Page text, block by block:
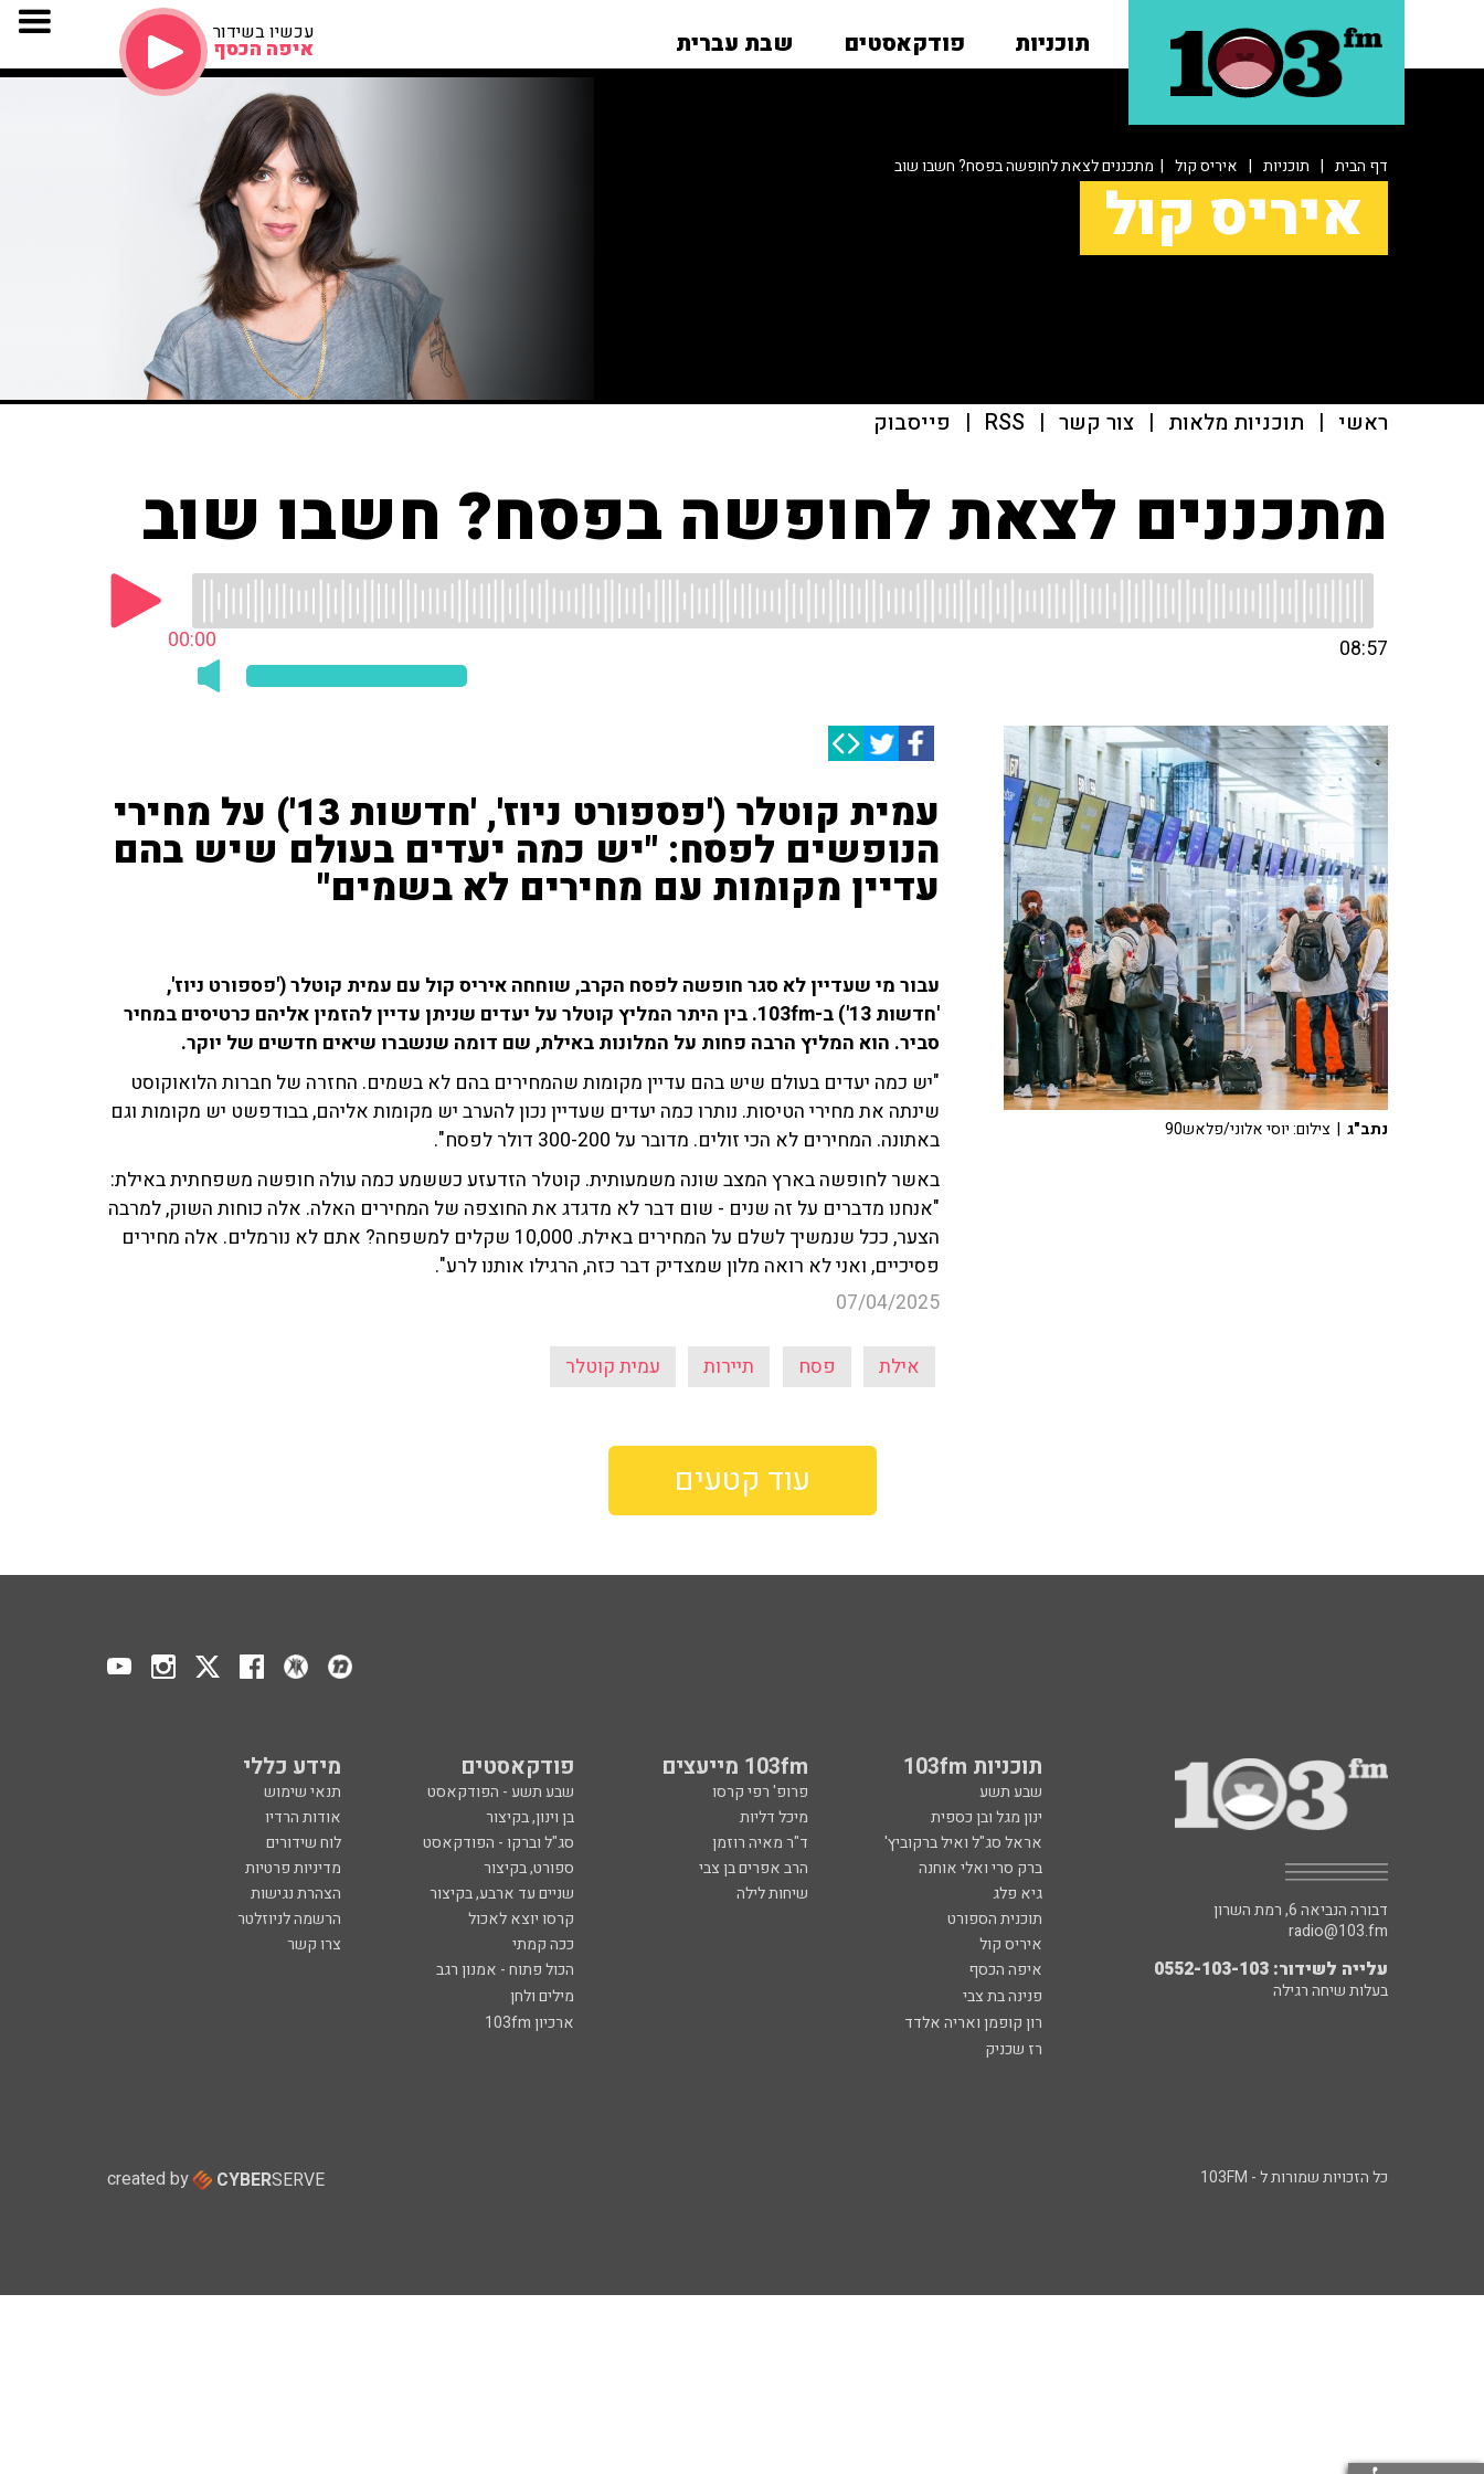
תוכניות פודקאסטים שבת עברית עכשיו בשידור
איפה הכסף
דף הבית | תוכניות | איריס קול | מתכננים לצאת לחופשה בפסח? חשבו שוב
איריס קול
ראשי | תוכניות מלאות | צור קשר |
RSS
| פייסבוק
מתכננים לצאת לחופשה בפסח? חשבו שוב
00:00 08:57
עמית קוטלר ('פספורט ניוז', 'חדשות 13') על מחירי
הנופשים לפסח: "יש כמה יעדים בעולם שיש בהם
עדיין מקומות עם מחירים לא בשמים"
עבור מי שעדיין לא סגר חופשה לפסח הקרב, שוחחה איריס קול עם עמית קוטלר ('פספורט ניוז',
'חדשות 13') ב-103fm. בין היתר המליץ קוטלר על יעדים שניתן עדיין להזמין אליהם כרטיסים במחיר
סביר. הוא המליץ הרבה פחות על המלונות באילת, שם דומה שנשברו שיאים חדשים של יוקר.
"יש כמה יעדים בעולם שיש בהם עדיין מקומות שהמחירים בהם לא בשמים. החזרה של חברות הלואוקוסט
שינתה את מחירי הטיסות. נותרו כמה יעדים שעדיין נכון להערב יש מקומות אליהם, בבודפשט יש מקומות וגם
באתונה. המחירים לא הכי זולים. מדובר על 300-200 דולר לפסח".
באשר לחופשה בארץ המצב שונה משמעותית. קוטלר הזדעזע כששמע כמה עולה חופשה משפחתית באילת:
"אנחנו מדברים על זה שנים - שום דבר לא מדגדג את החוצפה של המחירים האלה. אלה כוחות השוק, למרבה
הצער, ככל שנמשיך לשלם על המחירים באילת. 10,000 שקלים למשפחה? אתם לא נורמלים. אלה מחירים
פסיכיים, ואני לא רואה מלון שמצדיק דבר כזה, הרגילו אותנו לרע".
07/04/2025
אילת פסח תיירות עמית קוטלר
נתב"ג | צילום: יוסי אלוני/פלאש90
עוד קטעים
תוכניות 103fm 103fm מייעצים פודקאסטים מידע כללי
שבע תשע פרופ' רפי קרסו שבע תשע - הפודקאסט
תנאי שימוש
ינון מגל ובן כספית
מיכל דליות בן וינון, בקיצור
אודות הרדיו
אראל סג"ל ואיל ברקוביץ'
ד"ר מאיה רוזמן סג"ל וברקו - הפודקאסט
לוח שידורים
ברק סרי ואלי אוחנה
הרב אפרים בן צבי ספורט, בקיצור
מדיניות פרטיות
גיא פלג
שיחות לילה שניים עד ארבע, בקיצור
הצהרת נגישות
תוכנית הספורט
קרסו יוצא לאכול
הרשמה לניוזלטר
איריס קול
ככה קמתי
צרו קשר
איפה הכסף
הכול פתוח - אמנון רגב
פנינה בת צבי
מילים ולחן
רון קופמן ואריה אלדד
ארכיון 103fm
רז שכניק
דבורה הנביאה 6, רמת השרון
radio@103.fm
עלייה לשידור: 0552-103-103
בעלות שיחה רגילה
כל הזכויות שמורות ל - 103FM created by CYBERSERVE